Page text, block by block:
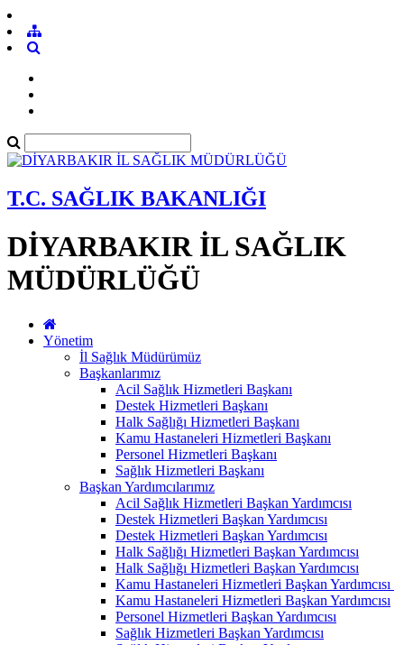
T.C. SAĞLIK BAKANLIĞI
DİYARBAKIR İL SAĞLIK
MÜDÜRLÜĞÜ
Yönetim
İl Sağlık Müdürümüz
Başkanlarımız
Acil Sağlık Hizmetleri Başkanı
Destek Hizmetleri Başkanı
Halk Sağlığı Hizmetleri Başkanı
Kamu Hastaneleri Hizmetleri Başkanı
Personel Hizmetleri Başkanı
Sağlık Hizmetleri Başkanı
Başkan Yardımcılarımız
Acil Sağlık Hizmetleri Başkan Yardımcısı
Destek Hizmetleri Başkan Yardımcısı
Destek Hizmetleri Başkan Yardımcısı
Halk Sağlığı Hizmetleri Başkan Yardımcısı
Halk Sağlığı Hizmetleri Başkan Yardımcısı
Kamu Hastaneleri Hizmetleri Başkan Yardımcısı ​
Kamu Hastaneleri Hizmetleri Başkan Yardımcısı
Personel Hizmetleri Başkan Yardımcısı
Sağlık Hizmetleri Başkan Yardımcısı